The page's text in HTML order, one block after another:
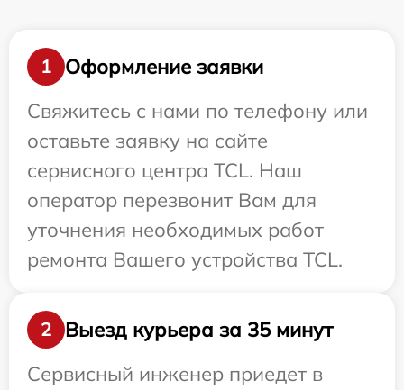
1
Оформление заявки
Свяжитесь с нами по телефону или
оставьте заявку на сайте
сервисного центра TCL. Наш
оператор перезвонит Вам для
уточнения необходимых работ
ремонта Вашего устройства TCL.
2
Выезд курьера за 35 минут
Сервисный инженер приедет в